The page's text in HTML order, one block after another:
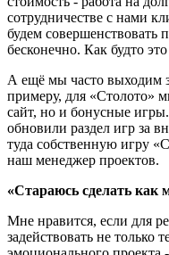
сотрудничестве с нами
будем совершенствовать
бесконечно. Как будто
А ещё мы часто выходим
примеру, для «Столото»
сайт, но и бонусные
обновили раздел игр за
туда собственную игру
наш менеджер проектов.
«Стараюсь сделать как
Мне нравится, если для
задействовать не только